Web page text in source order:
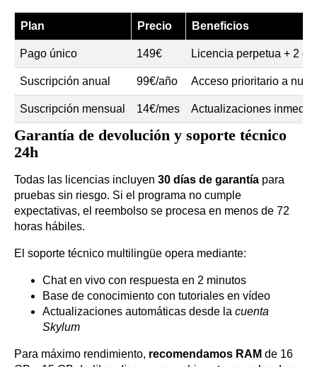
Plan Precio Beneficios
Pago único 149€ Licencia perpetua + 2
Suscripción anual 99€/año Acceso prioritario a
Suscripción mensual 14€/mes Actualizaciones
Garantía de devolución y soporte técnico
24h
Todas las licencias incluyen 30 días de garantía para
pruebas sin riesgo. Si el programa no cumple
expectativas, el reembolso se procesa en menos de 72
horas hábiles.
El soporte técnico multilingüe opera mediante:
Chat en vivo con respuesta en 2 minutos
Base de conocimiento con tutoriales en vídeo
Actualizaciones automáticas desde la cuenta
Skylum
Para máximo rendimiento, recomendamos RAM de 16